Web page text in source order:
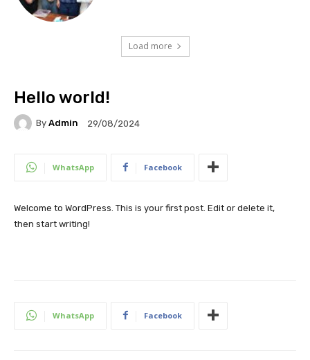
Load more
Hello world!
By Admin 29/08/2024
WhatsApp Facebook
Welcome to WordPress. This is your first post. Edit or delete it,
then start writing!
WhatsApp Facebook